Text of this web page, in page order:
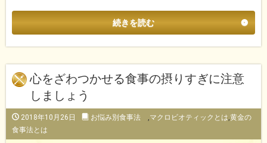
続きを読む
心をざわつかせる食事の摂りすぎに注意
しましょう
2018年10月26日 お悩み別食事法 ,マクロビオティックとは,黄金の
食事法とは